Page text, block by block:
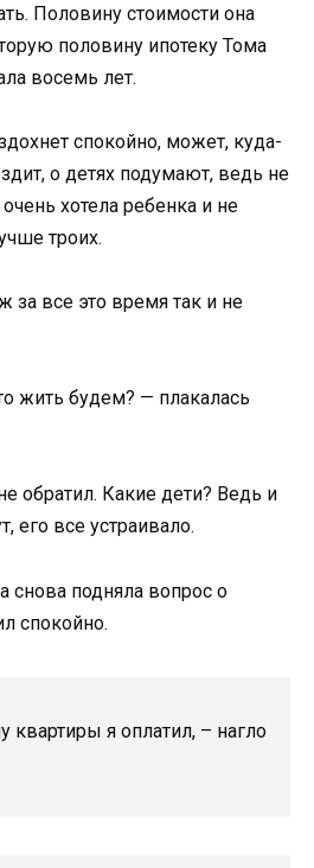
Половину стоимости она
половину ипотеку Тома
восемь лет.
спокойно, может, куда-
о детях подумают, ведь не
хотела ребенка и не
троих.
за все это время так и не
жить будем? — плакалась
обратил. Какие дети? Ведь и
его все устраивало.
подняла вопрос о
спокойно.
квартиры я оплатил, – нагло